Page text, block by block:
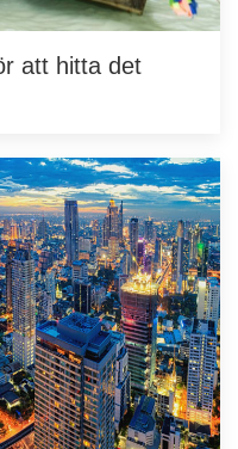
att hitta det